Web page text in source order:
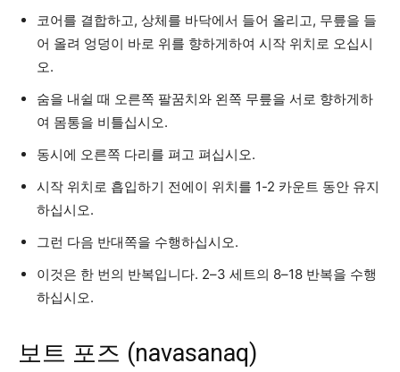
코어를 결합하고, 상체를 바닥에서 들어 올리고, 무릎을 들
어 올려 엉덩이 바로 위를 향하게하여 시작 위치로 오십시
오.
숨을 내쉴 때 오른쪽 팔꿈치와 왼쪽 무릎을 서로 향하게하
여 몸통을 비틀십시오.
동시에 오른쪽 다리를 펴고 펴십시오.
시작 위치로 흡입하기 전에이 위치를 1-2 카운트 동안 유지
하십시오.
그런 다음 반대쪽을 수행하십시오.
이것은 한 번의 반복입니다. 2–3 세트의 8–18 반복을 수행
하십시오.
보트 포즈 (navasanaq)